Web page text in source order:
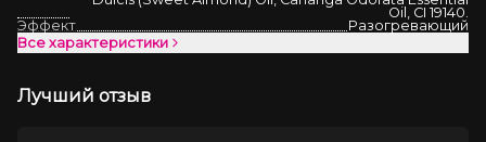
Oil, CI 19140.
Эффект
Разогревающий
Все характеристики
Лучший отзыв